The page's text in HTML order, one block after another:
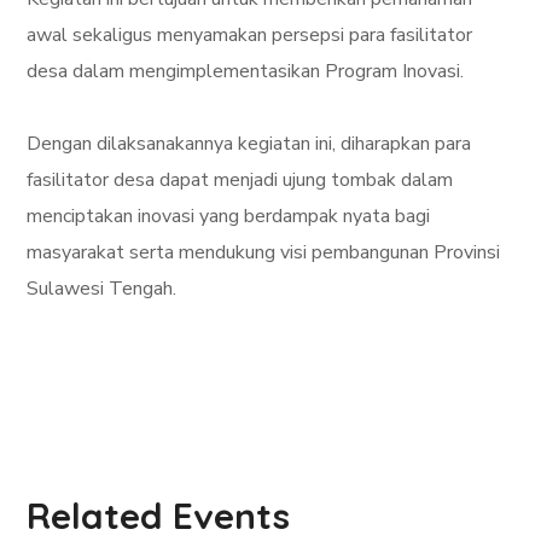
awal sekaligus menyamakan persepsi para fasilitator
desa dalam mengimplementasikan Program Inovasi.
Dengan dilaksanakannya kegiatan ini, diharapkan para
fasilitator desa dapat menjadi ujung tombak dalam
menciptakan inovasi yang berdampak nyata bagi
masyarakat serta mendukung visi pembangunan Provinsi
Sulawesi Tengah.
Related Events